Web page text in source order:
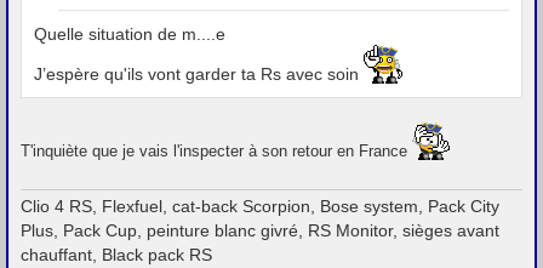
g
e
Quelle situation de m....e
J’espère qu'ils vont garder ta Rs avec soin
T'inquiète que je vais l'inspecter à son retour en France
Clio 4 RS, Flexfuel, cat-back Scorpion, Bose system, Pack City
Plus, Pack Cup, peinture blanc givré, RS Monitor, sièges avant
chauffant, Black pack RS